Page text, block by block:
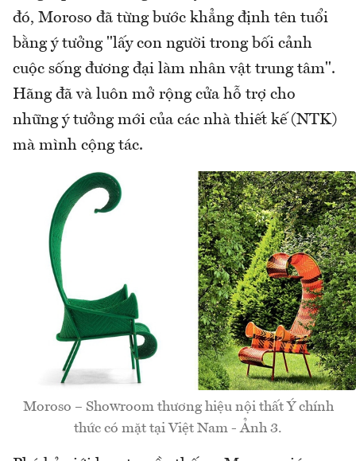
đó, Moroso đã từng bước khẳng định tên tuổi
bằng ý tưởng "lấy con người trong bối cảnh
cuộc sống đương đại làm nhân vật trung tâm".
Hãng đã và luôn mở rộng cửa hỗ trợ cho
những ý tưởng mới của các nhà thiết kế (NTK)
mà mình cộng tác.
Moroso – Showroom thương hiệu nội thất Ý chính
thức có mặt tại Việt Nam - Ảnh 3.